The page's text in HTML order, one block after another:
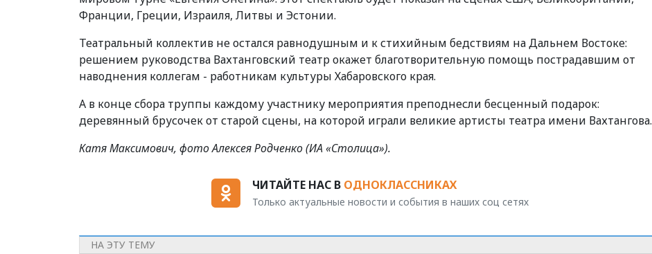
Франции, Греции, Израиля, Литвы и Эстонии.
Театральный коллектив не остался равнодушным и к стихийным бедствиям на Дальнем Востоке:
решением руководства Вахтанговский театр окажет благотворительную помощь пострадавшим от
наводнения коллегам - работникам культуры Хабаровского края.
А в конце сбора труппы каждому участнику мероприятия преподнесли бесценный подарок:
деревянный брусочек от старой сцены, на которой играли великие артисты театра имени Вахтангова.
Катя Максимович, фото Алексея Родченко (ИА «Столица»).
ЧИТАЙТЕ НАС В ОДНОКЛАССНИКАХ
Только актуальные новости и события в наших соц сетях
НА ЭТУ ТЕМУ